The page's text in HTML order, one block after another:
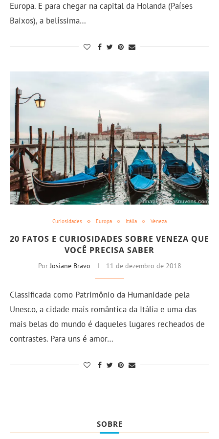
Europa. E para chegar na capital da Holanda (Países
Baixos), a belíssima…
Curiosidades Europa Itália Veneza
20 FATOS E CURIOSIDADES SOBRE VENEZA QUE
VOCÊ PRECISA SABER
PorJosiane Bravo 11 de dezembro de 2018
Classificada como Patrimônio da Humanidade pela
Unesco, a cidade mais romântica da Itália e uma das
mais belas do mundo é daqueles lugares recheados de
contrastes. Para uns é amor…
SOBRE